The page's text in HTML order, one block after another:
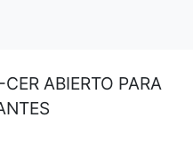
ABIERTO PARA